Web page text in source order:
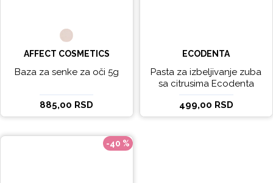
AFFECT COSMETICS
Baza za senke za oči 5g
885,00 RSD
ECODENTA
Pasta za izbeljivanje zuba
sa citrusima Ecodenta
EXPERT LINE EXCEPTIONAL
WHITENING 100ml
499,00 RSD
-40 %